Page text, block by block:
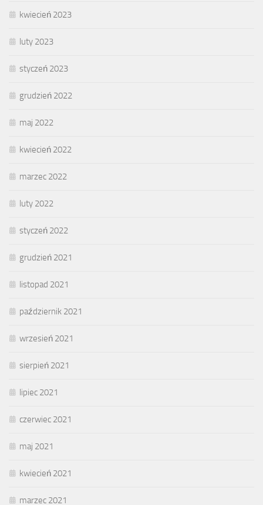
kwiecień 2023
luty 2023
styczeń 2023
grudzień 2022
maj 2022
kwiecień 2022
marzec 2022
luty 2022
styczeń 2022
grudzień 2021
listopad 2021
październik 2021
wrzesień 2021
sierpień 2021
lipiec 2021
czerwiec 2021
maj 2021
kwiecień 2021
marzec 2021